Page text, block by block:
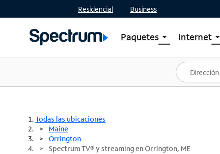
Residencial Business
Paquetesarrow_drop_down
Ver paquetes
Spectrum One
Mejores ofertas
Internetarrow_drop_down
Planes
Todas las ubicaciones
Maine
Orrington
Spectrum TV® y streaming en Orrington, ME